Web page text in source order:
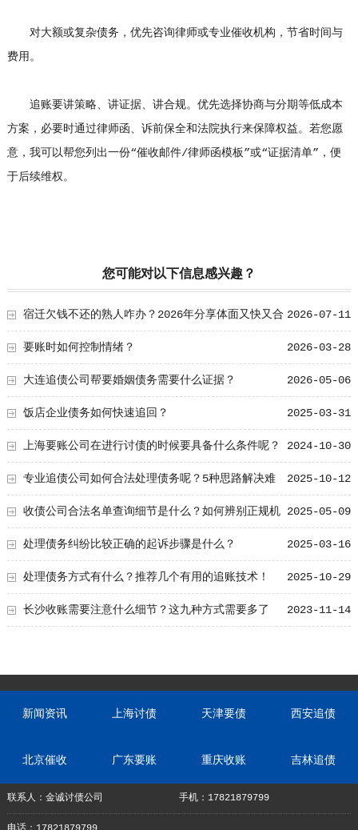
对大额或复杂债务，优先咨询律师或专业催收机构，节省时间与
费用。
追账要讲策略、讲证据、讲合规。优先选择协商与分期等低成本
方案，必要时通过律师函、诉前保全和法院执行来保障权益。若您愿
意，我可以帮您列出一份“催收邮件/律师函模板”或“证据清单”，便
于后续维权。
您可能对以下信息感兴趣？
2026-07-11
宿迁欠钱不还的熟人咋办？2026年分享体面又快又合
法的办法！ 2026-03-28
要账时如何控制情绪？
2026-05-06
大连追债公司帮要婚姻债务需要什么证据？
2025-03-31
饭店企业债务如何快速追回？
2024-10-30
上海要账公司在进行讨债的时候要具备什么条件呢？
2025-10-12
专业追债公司如何合法处理债务呢？5种思路解决难
题！ 2025-05-09
收债公司合法名单查询细节是什么？如何辨别正规机
构？ 2025-03-16
处理债务纠纷比较正确的起诉步骤是什么？
2025-10-29
处理债务方式有什么？推荐几个有用的追账技术！
2023-11-14
长沙收账需要注意什么细节？这九种方式需要多了
新闻资讯 上海讨债 天津要债 西安追债
北京催收 广东要账 重庆收账 吉林追债
联系人：金诚讨债公司 手机：17821879799